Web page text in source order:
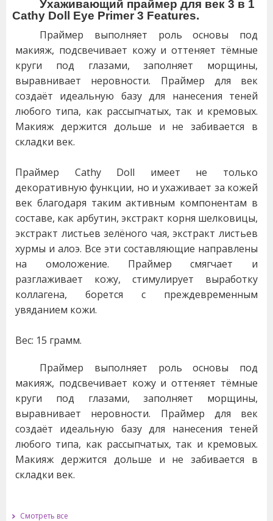
Ухаживающий праймер для век 3 в 1
Cathy Doll Eye Primer 3 Features.
Праймер выполняет роль основы под
макияж, подсвечивает кожу и оттеняет тёмные
круги под глазами, заполняет морщины,
выравнивает неровности. Праймер для век
создаёт идеальную базу для нанесения теней
любого типа, как рассыпчатых, так и кремовых.
Макияж держится дольше и не забивается в
складки век.
Праймер Cathy Doll имеет не только
декоративную функции, но и ухаживает за кожей
век благодаря таким активным компонентам в
составе, как арбутин, экстракт корня шелковицы,
экстракт листьев зелёного чая, экстракт листьев
хурмы и алоэ. Все эти составляющие направлены
на омоложение. Праймер смягчает и
разглаживает кожу, стимулирует выработку
коллагена, борется с преждевременным
увяданием кожи.
Вес: 15 грамм.
Праймер выполняет роль основы под
макияж, подсвечивает кожу и оттеняет тёмные
круги под глазами, заполняет морщины,
выравнивает неровности. Праймер для век
создаёт идеальную базу для нанесения теней
любого типа, как рассыпчатых, так и кремовых.
Макияж держится дольше и не забивается в
складки век.
Смотреть все